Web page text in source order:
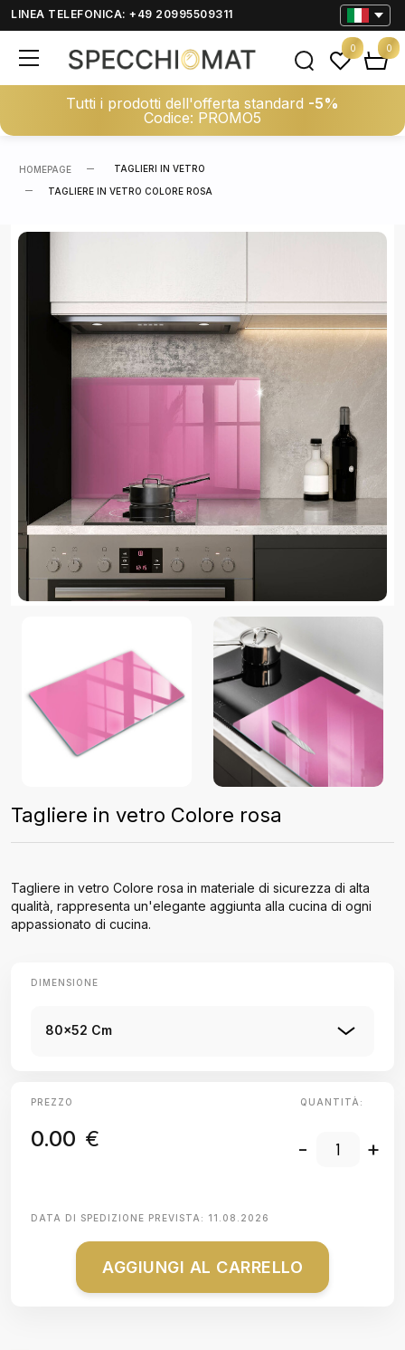
LINEA TELEFONICA: +49 20995509311
Tutti i prodotti dell'offerta standard -5%
Codice: PROMO5
0 0
HOMEPAGE TAGLIERI IN VETRO
TAGLIERE IN VETRO COLORE ROSA
Tagliere in vetro Colore rosa
Tagliere in vetro Colore rosa in materiale di sicurezza di alta
qualità, rappresenta un'elegante aggiunta alla cucina di ogni
appassionato di cucina.
DIMENSIONE
80x52 Cm
PREZZO
0.00 €
QUANTITÀ:
- +
DATA DI SPEDIZIONE PREVISTA: 11.08.2026
AGGIUNGI AL CARRELLO